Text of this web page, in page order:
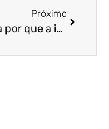
Próximo
Saiba por que a indústria considera inaceitável aprovar a reforma do IR com as novas alterações.